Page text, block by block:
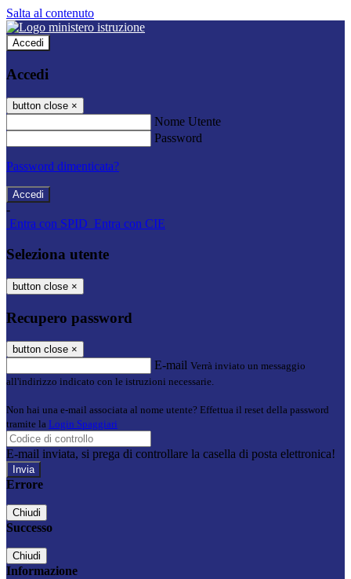
Salta al contenuto
Accedi
Accedi
button close ×
Nome Utente
Password
Password dimenticata?
-
Entra con SPID Entra con CIE
Seleziona utente
button close ×
Recupero password
button close ×
E-mail Verrà inviato un messaggio
all'indirizzo indicato con le istruzioni necessarie.
Non hai una e-mail associata al nome utente? Effettua il reset della password
tramite la Login Spaggiari
E-mail inviata, si prega di controllare la casella di posta elettronica!
Errore
Chiudi
Successo
Chiudi
Informazione